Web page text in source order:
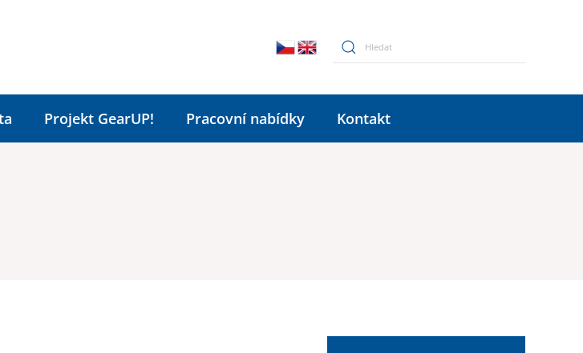
Projekt GearUP! Pracovní nabídky Kontakt